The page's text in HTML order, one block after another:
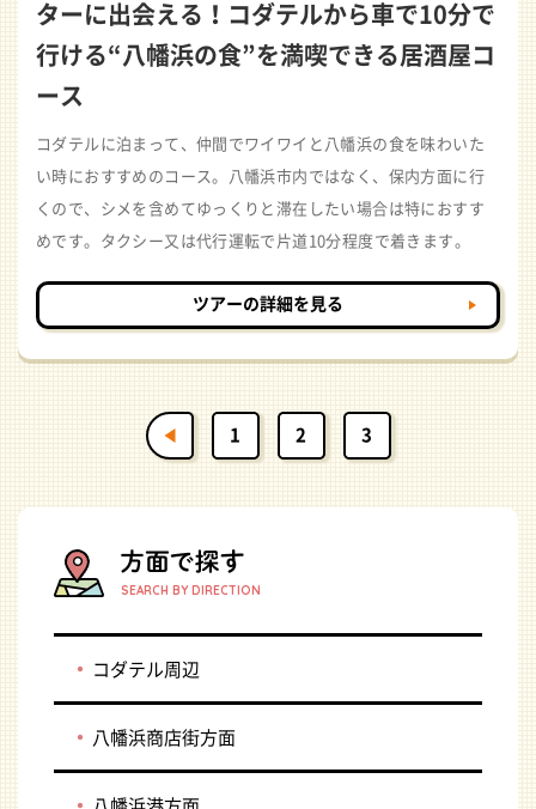
ターに出会える！コダテルから車で10分で
行ける“八幡浜の食”を満喫できる居酒屋コ
ース
コダテルに泊まって、仲間でワイワイと八幡浜の食を味わいた
い時におすすめのコース。八幡浜市内ではなく、保内方面に行
くので、シメを含めてゆっくりと滞在したい場合は特におすす
めです。タクシー又は代行運転で片道10分程度で着きます。
ツアーの詳細を見る
1 2 3
SEARCH BY DIRECTION
コダテル周辺
八幡浜商店街方面